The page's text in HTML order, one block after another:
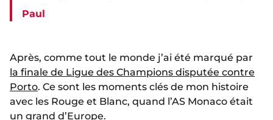
Paul
Après, comme tout le monde j’ai été marqué par
la finale de Ligue des Champions disputée contre
Porto. Ce sont les moments clés de mon histoire
avec les Rouge et Blanc, quand l’AS Monaco était
un grand d’Europe.